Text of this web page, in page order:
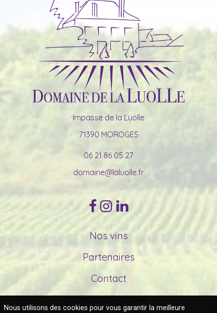
Impasse de la Luolle
71390 MOROGES
06 21 86 05 27
domaine@laluolle.fr
Nos vins
Partenaires
Contact
Mentions légales
Nous utilisons des cookies pour vous garantir la meilleure